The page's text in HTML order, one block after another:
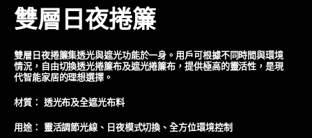
雙層日夜捲簾
雙層日夜捲簾集透光與遮光功能於一身。用戶可根據不同時間與環境
情況，自由切換透光捲簾布及遮光捲簾布，提供極高的靈活性，是現
代智能家居的理想選擇。
材質： 透光布及全遮光布料
用途： 靈活調節光線、日夜模式切換、全方位環境控制